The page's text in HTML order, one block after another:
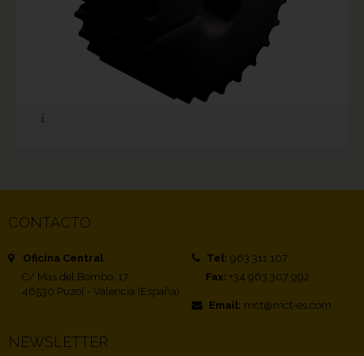
CONTACTO
Oficina Central
C/ Mas del Bombo, 17
46530 Puzol - Valencia (España)
Tel: 963 311 107
Fax: +34 963 307 992
Email: mct@mct-es.com
NEWSLETTER